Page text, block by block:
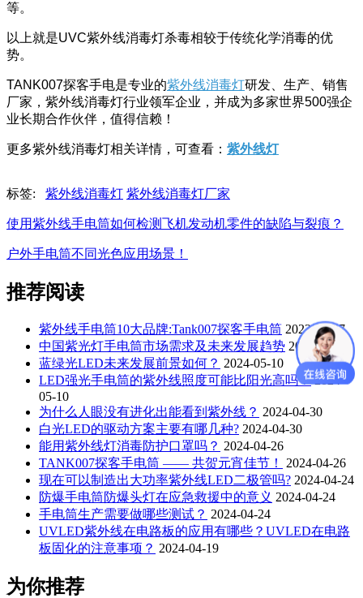
等。
以上就是UVC紫外线消毒灯杀毒相较于传统化学消毒的优
势。
TANK007探客手电是专业的紫外线消毒灯研发、生产、销售
厂家，紫外线消毒灯行业领军企业，并成为多家世界500强企
业长期合作伙伴，值得信赖！
更多紫外线消毒灯相关详情，可查看： 紫外线灯
标签: 紫外线消毒灯 紫外线消毒灯厂家
使用紫外线手电筒如何检测飞机发动机零件的缺陷与裂痕？
户外手电筒不同光色应用场景！
推荐阅读
紫外线手电筒10大品牌:Tank007探客手电筒 2023-12-07
中国紫光灯手电筒市场需求及未来发展趋势 2023-11-15
蓝绿光LED未来发展前景如何？ 2024-05-10
LED强光手电筒的紫外线照度可能比阳光高吗？ 2024-
05-10
为什么人眼没有进化出能看到紫外线？ 2024-04-30
白光LED的驱动方案主要有哪几种? 2024-04-30
能用紫外线灯消毒防护口罩吗？ 2024-04-26
TANK007探客手电筒 —— 共贺元宵佳节！
2024-04-26
现在可以制造出大功率紫外线LED二极管吗? 2024-04-24
防爆手电筒防爆头灯在应急救援中的意义 2024-04-24
手电筒生产需要做哪些测试？ 2024-04-24
UVLED紫外线在电路板的应用有哪些？UVLED在电路
板固化的注意事项？ 2024-04-19
为你推荐